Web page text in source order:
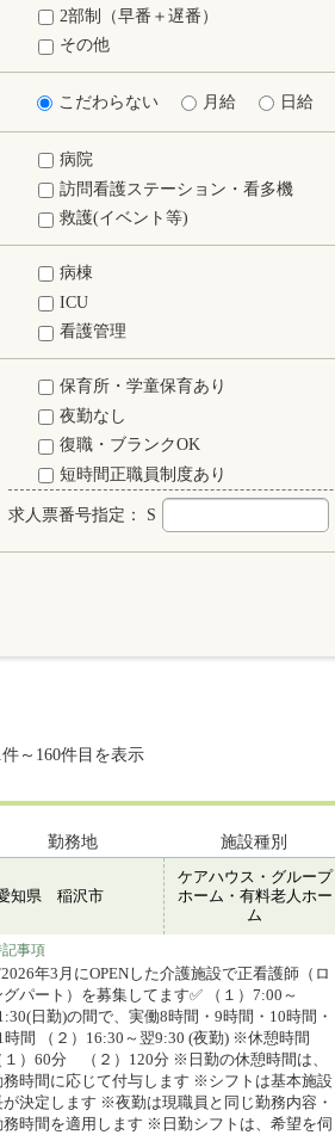
2部制（早番＋遅番）
その他
こだわらない 月給 日給
病院
訪問看護ステーション・看多機
救護(イベント等)
病棟
ICU
看護管理
保育所・学童保育あり
夜勤なし
復職・ブランクOK
短時間正職員制度あり
求人票番号指定： S
～160件目を表示
勤務地 施設種別
知県 稲沢市
ケアハウス・グループ
ホーム・有料老人ホー
ム
事項
年3月にOPENした介護施設で正看護師（ロ
グパート）を募集してます✅ （１）7:00～
日勤)の間で、実働8時間・9時間・10時間・
時間 （２）16:30～翌9:30 (夜勤) ※休憩時間
１）60分 （２）120分 ※日勤の休憩時間は、
務時間に応じて付与します ※シフトは基本施設
が決定します ※夜勤は現職員と同じ勤務内容・
務時間を適用します ※日勤シフトは、希望を伺